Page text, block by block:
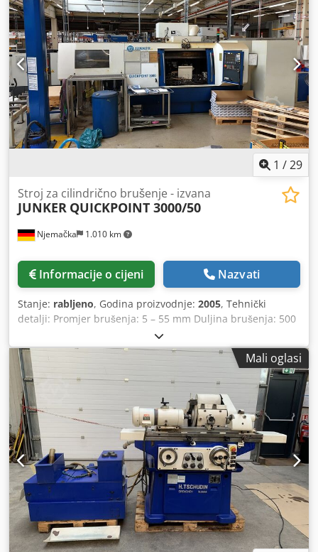
upravljačkim sustavom, Radno vrijeme: 16.387 sati, vrijeme
proizvodnje: 9015 sati Zadnji servis stroja: 2026. Stroj
dolazi iz pogona koji je u funkciji i još je pod naponom u
proizvodnji. Dostupnost: odmah Opseg isporuke stroja: Br.
serije: 2331, god. proizvodnje 2005., inv. br. 16890 s
ventilom za smanjenje tlaka i sustavom za hlađenje,
proizvođač LTA, int. br. 59900, s hlađenjem, proizvođač
Rittal, kao i sustav za obradu ulja, proizvođač KNOLL, tip
AE1114, br. serije: 200516371, 30 – 200 m² Tehnički podaci
nalaze se u dokumentaciji.
1 /29
Njemačka 1.010 km
Stroj za cilindrično brušenje - izvana
JUNKER QUICKPOINT 3000/50
Informacije o cijeni Nazvati
Stanje: rabljeno, Godina proizvodnje: 2005, Tehnički
detalji: Promjer brušenja: 5 – 55 mm Duljina brušenja: 500
mm Visina centra: 75 mm Ukupna potrebna snaga: 45 kW
Video-poveznica: ?v=MX5Vpugniu4 Rabljena CNC vanjska i
kružna brusilica, Proizvođač: JUNKER, model: QUICKPOINT
3000 s SIEMENS upravljačkim sustavom, Radno vrijeme:
16.387 sati, vrijeme proizvodnje: 9015 sati Posljednji servis
stroja: 2026. Stroj dolazi iz pogona koji je u aktivnom radu i
još uvijek je pod naponom u proizvodnji. Dwodezlh Spepfx
Af Ssa Dostupnost: odmah dostupno Opseg isporuke
stroja: Tvornički broj: 2331, god. proizvodnje 2005,
inventarni broj 16890 s ventilom za rasterećenje tlaka i
sustavom hlađenja, proizvođač LTA, Interni broj: 59900, s
sustavom hlađenja, proizvođač Rittal, te sustavom za
obradu ulja, proizvođač KNOLL, tip AE1114, Tvornički broj:
200516371, 30 – 200 m² Tehničke podatke možete pronaći
u dokumentaciji.
Mali oglasi